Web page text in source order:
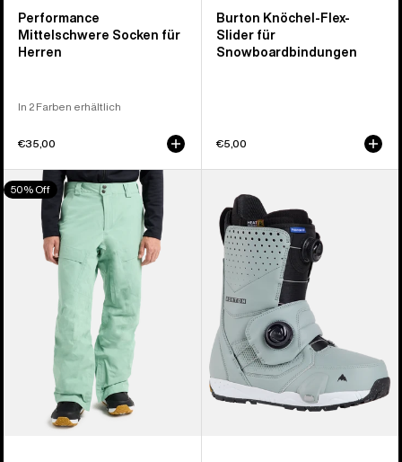
Performance
Mittelschwere Socken für
Herren
In 2 Farben erhältlich
€35,00
Burton Knöchel-Flex-
Slider für
Snowboardbindungen
€5,00
Burton
[ak]®
Swash
GORE‑TEX
50% Off
Photon
Step
On®
Snowboardboots
Herren